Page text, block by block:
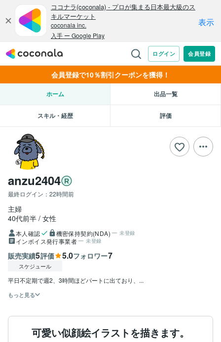
会員登録で10％割引クーポンを獲得！
ホーム 出品一覧
スキル・経歴 評価
anzu2404
最終ログイン： 22時間前
主婦
40代前半 女性
本人確認 機密保持契約(NDA) 未登録
インボイス発行事業者 未登録
販売実績5評価 5.0フォロワー7
スケジュール
平日不定期で週2、3時間ほどパートに出ており、...
もっと見る
可愛い似顔絵イラストを描きます。